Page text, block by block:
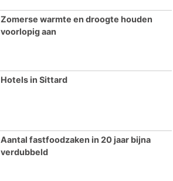
Zomerse warmte en droogte houden
voorlopig aan
Hotels in Sittard
Aantal fastfoodzaken in 20 jaar bijna
verdubbeld